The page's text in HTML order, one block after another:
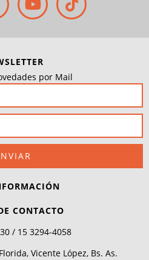
por Mail
CONTACTO
/ 15 3294-4058
Vicente López, Bs. As.